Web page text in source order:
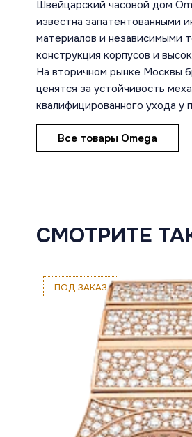
Швейцарский часовой дом
известна запатентованными
материалов и независимыми
конструкция корпусов и
На вторичном рынке Москвы
ценятся за устойчивость
квалифицированного ухода у
Все товары Omega
СМОТРИТЕ
ПОД ЗАКАЗ